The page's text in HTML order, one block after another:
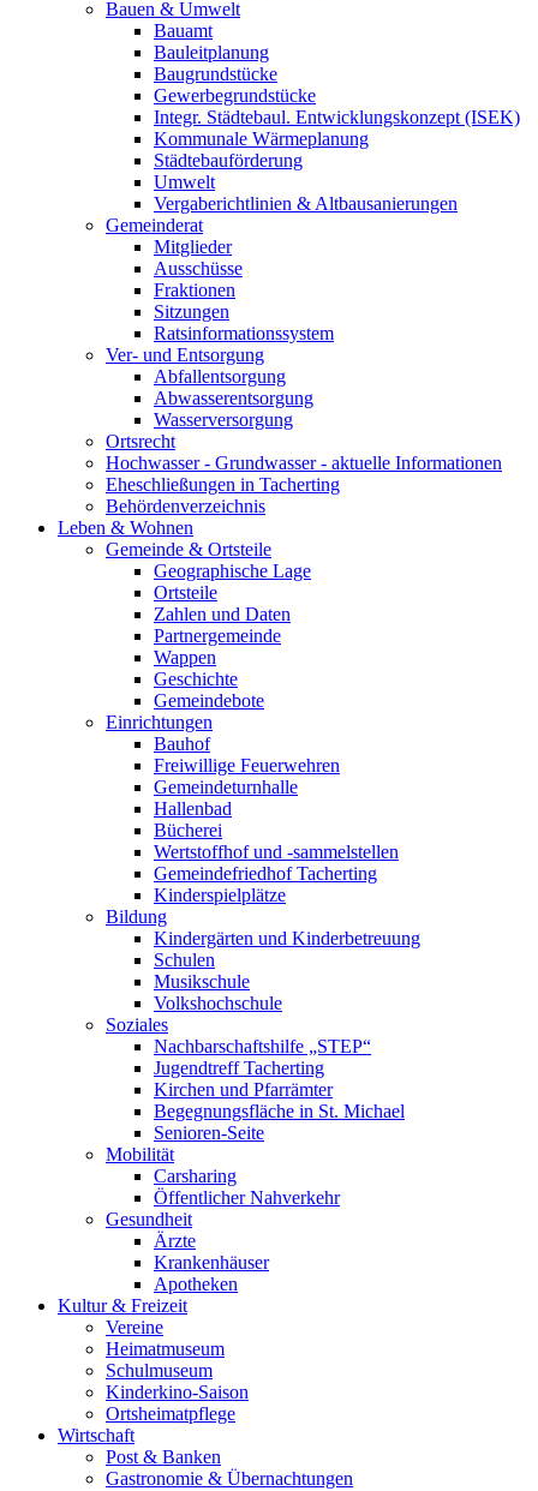
Bauen & Umwelt
Bauamt
Bauleitplanung
Baugrundstücke
Gewerbegrundstücke
Integr. Städtebaul. Entwicklungskonzept (ISEK)
Kommunale Wärmeplanung
Städtebauförderung
Umwelt
Vergaberichtlinien & Altbausanierungen
Gemeinderat
Mitglieder
Ausschüsse
Fraktionen
Sitzungen
Ratsinformationssystem
Ver- und Entsorgung
Abfallentsorgung
Abwasserentsorgung
Wasserversorgung
Ortsrecht
Hochwasser - Grundwasser - aktuelle Informationen
Eheschließungen in Tacherting
Behördenverzeichnis
Leben & Wohnen
Gemeinde & Ortsteile
Geographische Lage
Ortsteile
Zahlen und Daten
Partnergemeinde
Wappen
Geschichte
Gemeindebote
Einrichtungen
Bauhof
Freiwillige Feuerwehren
Gemeindeturnhalle
Hallenbad
Bücherei
Wertstoffhof und -sammelstellen
Gemeindefriedhof Tacherting
Kinderspielplätze
Bildung
Kindergärten und Kinderbetreuung
Schulen
Musikschule
Volkshochschule
Soziales
Nachbarschaftshilfe „STEP“
Jugendtreff Tacherting
Kirchen und Pfarrämter
Begegnungsfläche in St. Michael
Senioren-Seite
Mobilität
Carsharing
Öffentlicher Nahverkehr
Gesundheit
Ärzte
Krankenhäuser
Apotheken
Kultur & Freizeit
Vereine
Heimatmuseum
Schulmuseum
Kinderkino-Saison
Ortsheimatpflege
Wirtschaft
Post & Banken
Gastronomie & Übernachtungen